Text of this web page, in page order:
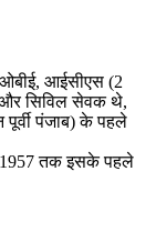
आईसीएस (2
और सिविल सेवक थे,
पूर्वी पंजाब) के पहले
1957 तक इसके पहले